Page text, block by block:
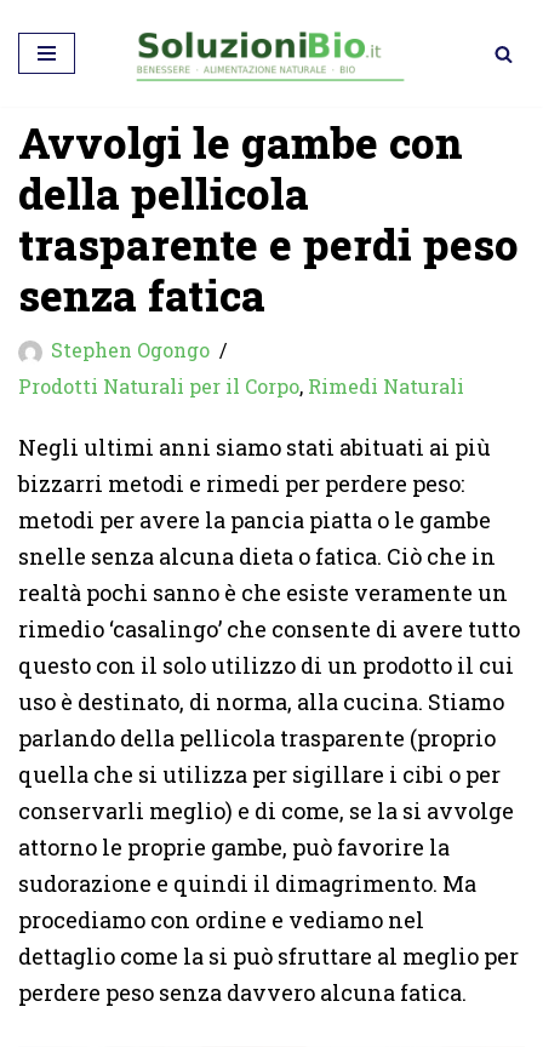
Vai
contenuto
Avvolgi le gambe con
della pellicola
trasparente e perdi peso
senza fatica
Stephen Ogongo
Prodotti Naturali per il Corpo, Rimedi Naturali
Negli ultimi anni siamo stati abituati ai più
bizzarri metodi e rimedi per perdere peso:
metodi per avere la pancia piatta o le gambe
snelle senza alcuna dieta o fatica. Ciò che in
realtà pochi sanno è che esiste veramente un
rimedio ‘casalingo’ che consente di avere tutto
questo con il solo utilizzo di un prodotto il cui
uso è destinato, di norma, alla cucina. Stiamo
parlando della pellicola trasparente (proprio
quella che si utilizza per sigillare i cibi o per
conservarli meglio) e di come, se la si avvolge
attorno le proprie gambe, può favorire la
sudorazione e quindi il dimagrimento. Ma
procediamo con ordine e vediamo nel
dettaglio come la si può sfruttare al meglio per
perdere peso senza davvero alcuna fatica.